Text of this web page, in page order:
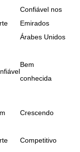
Confiável nos
Emirados
Árabes Unidos
Bem
conhecida
Crescendo
Competitivo